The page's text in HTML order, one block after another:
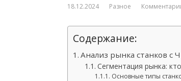
18.12.2024 Разное
Содержание:
Анализ рынка станков с
Сегментация рынка:
Основные типы